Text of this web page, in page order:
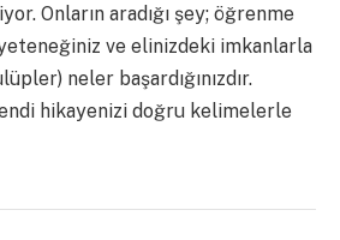
Onların aradığı şey; öğrenme
yeteneğiniz ve elinizdeki imkanlarla
neler başardığınızdır.
hikayenizi doğru kelimelerle